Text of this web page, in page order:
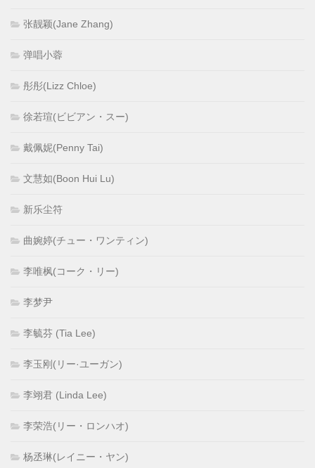
张靓颖(Jane Zhang)
弹唱小蓉
彤彤(Lizz Chloe)
徐若瑄(ビビアン・スー)
戴佩妮(Penny Tai)
文慧如(Boon Hui Lu)
新乐尘符
曲婉婷(チュー・ワンティン)
李唯枫(コーク・リー)
李梦尹
李毓芬 (Tia Lee)
李玉刚(リー·ユーガン)
李翊君 (Linda Lee)
李荣浩(リー・ロンハオ)
杨丞琳(レイニー・ヤン)